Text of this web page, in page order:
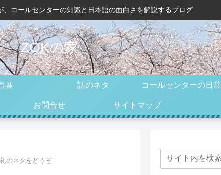
コールセンターの知識と日本語の面白さを解説するブログ
ZOKの家
葉 話のネタ コールセンターの日常
お問合せ サイトマップ
のネタをどうぞ